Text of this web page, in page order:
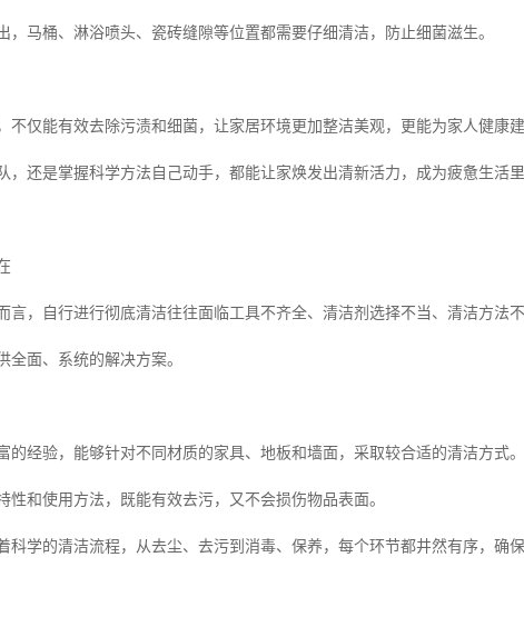
，马桶、淋浴喷头、瓷砖缝隙等位置都需要仔细清洁，防止细菌滋生。
不仅能有效去除污渍和细菌，让家居环境更加整洁美观，更能为家人健康
，还是掌握科学方法自己动手，都能让家焕发出清新活力，成为疲惫生活里
言，自行进行彻底清洁往往面临工具不齐全、清洁剂选择不当、清洁方法不
全面、系统的解决方案。
的经验，能够针对不同材质的家具、地板和墙面，采取较合适的清洁方式。
性和使用方法，既能有效去污，又不会损伤物品表面。
科学的清洁流程，从去尘、去污到消毒、保养，每个环节都井然有序，确